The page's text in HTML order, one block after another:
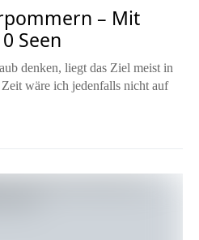
– Mit
Seen
denken, liegt das Ziel meist in
wäre ich jedenfalls nicht auf